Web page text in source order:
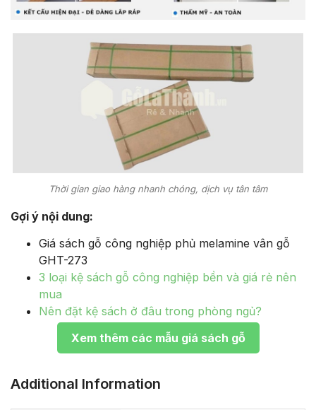
Thời gian giao hàng nhanh chóng, dịch vụ tân tâm
Gợi ý nội dung:
Giá sách gỗ công nghiệp phủ melamine vân gỗ
GHT-273
3 loại kệ sách gỗ công nghiệp bền và giá rẻ nên
mua
Nên đặt kệ sách ở đâu trong phòng ngủ?
Xem thêm các mẫu giá sách gỗ
Additional Information